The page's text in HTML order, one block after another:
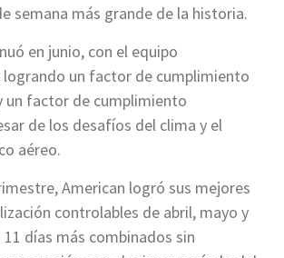
semana más grande de la historia.
en junio, con el equipo
un factor de cumplimiento
un factor de cumplimiento
de los desafíos del clima y el
aéreo.
American logró sus mejores
controlables de abril, mayo y
días más combinados sin